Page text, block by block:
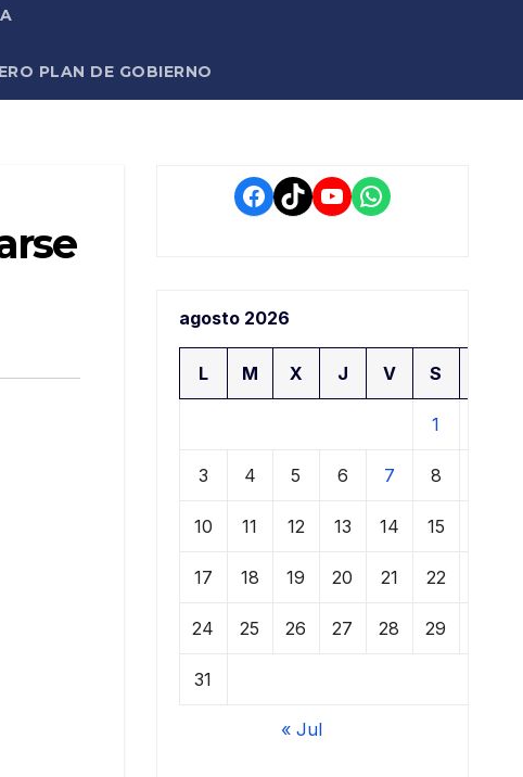
PLAN DE GOBIERNO
Facebook
TikTokYouTube
WhatsApp
agosto 2026
L M X J V S
1
3 4 5 6 7 8
10 11 12 13 14 15
17 18 19 20 21 22
24 25 26 27 28 29
31
« Jul